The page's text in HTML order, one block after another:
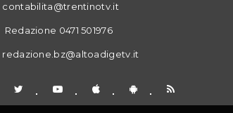
contabilita@trentinotv.it
Redazione 0471 501976
redazione.bz@altoadigetv.it